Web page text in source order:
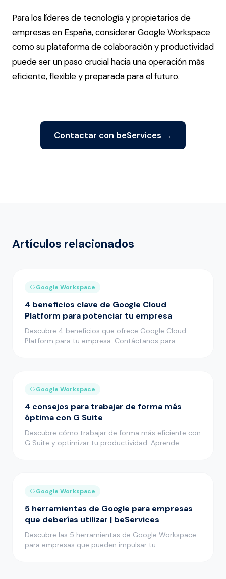
Para los líderes de tecnología y propietarios de
empresas en España, considerar Google Workspace
como su plataforma de colaboración y productividad
puede ser un paso crucial hacia una operación más
eficiente, flexible y preparada para el futuro.
Contactar con beServices →
Artículos relacionados
Google Workspace
4 beneficios clave de Google Cloud
Platform para potenciar tu empresa
Descubre 4 beneficios que ofrece Google Cloud
Platform para tu empresa. Contáctanos para
Google Workspace
4 consejos para trabajar de forma más
óptima con G Suite
Descubre cómo trabajar de forma más eficiente con
G Suite y optimizar tu productividad. Aprende
Google Workspace
5 herramientas de Google para empresas
que deberías utilizar | beServices
Descubre las 5 herramientas de Google Workspace
para empresas que pueden impulsar tu